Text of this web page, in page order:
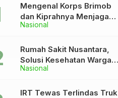
Nasional
Mengenal Korps Brimob
dan Kiprahnya Menjaga
Keutuhan NKRI
Nasional
Rumah Sakit Nusantara,
Solusi Kesehatan Warga
Dekat IKN
IRT Tewas Terlindas Truk